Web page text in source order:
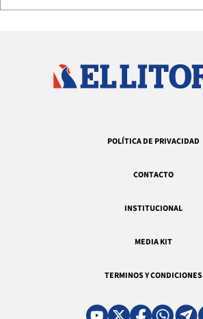
POLÍTICA DE PRIVACIDAD
CONTACTO
INSTITUCIONAL
MEDIA KIT
TERMINOS Y CONDICIONES